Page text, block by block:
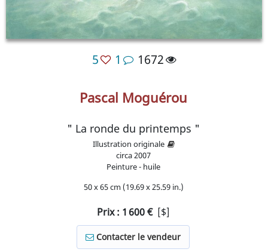
5 1 1672
Pascal Moguérou
" La ronde du printemps "
Illustration originale
circa2007
Peinture - huile
50 x 65 cm (19.69 x 25.59 in.)
Prix : 1 600 [$]
Contacter le vendeur